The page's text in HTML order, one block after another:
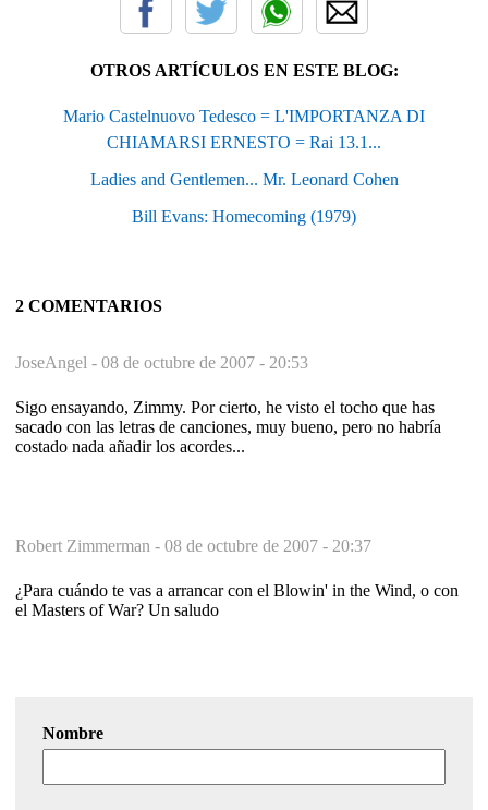
OTROS ARTÍCULOS EN ESTE BLOG:
Mario Castelnuovo Tedesco = L'IMPORTANZA DI
CHIAMARSI ERNESTO = Rai 13.1...
Ladies and Gentlemen... Mr. Leonard Cohen
Bill Evans: Homecoming (1979)
2 COMENTARIOS
JoseAngel - 08 de octubre de 2007 - 20:53
Sigo ensayando, Zimmy. Por cierto, he visto el tocho que has
sacado con las letras de canciones, muy bueno, pero no habría
costado nada añadir los acordes...
Robert Zimmerman - 08 de octubre de 2007 - 20:37
¿Para cuándo te vas a arrancar con el Blowin' in the Wind, o con
el Masters of War? Un saludo
Nombre